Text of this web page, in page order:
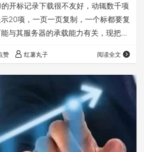
开标记录下载很不友好，动辄数千项
20项，一页一页复制，一个标都要复
与其服务器的承载能力有关，现把网
藏，随时查阅使用。 一、登录国家电
(ECP2.0)打开开标记录（按包查看）
，点击按包查看，不要按投标人查
面显示每页数据数量20这个位置，右
边的代码栏…
赞 红薯丸子 阅读全文